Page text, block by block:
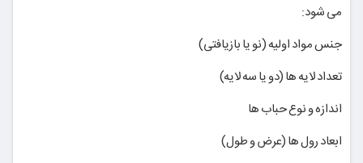
می شود:
جنس مواد اولیه (نو یا بازیافتی)
تعداد لایه ها (دو یا سه لایه)
اندازه و نوع حباب ها
ابعاد رول ها (عرض و طول)